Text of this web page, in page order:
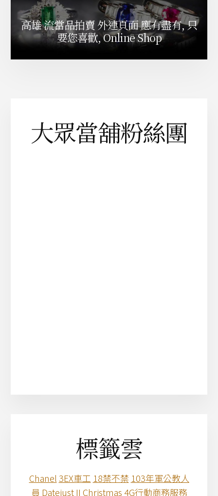
高雄 流當品拍賣 外連頁面 應有盡有, 只
要您喜歡, Online Shop
大眾當舖粉絲團
標籤雲
Chanel 3EX車工 18禁不禁 103年軍公教人
員 Datejust II Christmas 4G行動商務服務